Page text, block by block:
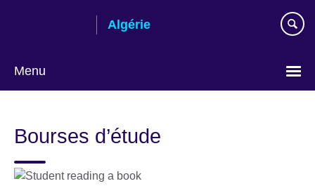
Algérie
Menu
language
Bourses d’étude